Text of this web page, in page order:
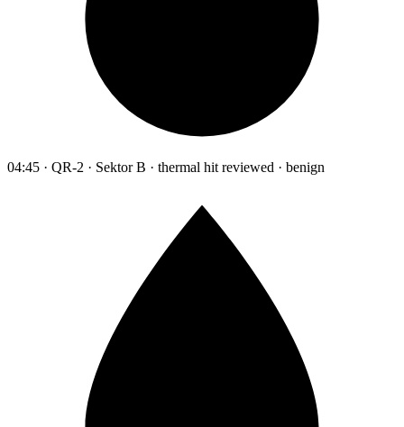
04:45 · QR-2 · Sektor B · thermal hit reviewed · benign